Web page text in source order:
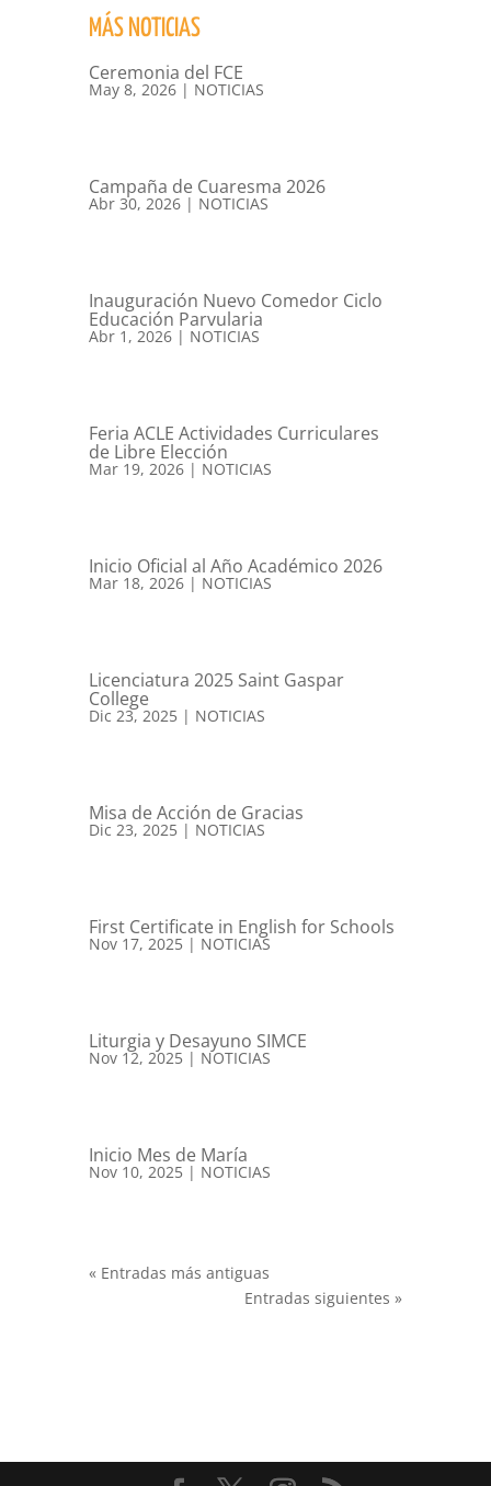
MÁS NOTICIAS
Ceremonia del FCE
May 8, 2026| NOTICIAS
Campaña de Cuaresma 2026
Abr 30, 2026| NOTICIAS
Inauguración Nuevo Comedor Ciclo
Educación Parvularia
Abr 1, 2026| NOTICIAS
Feria ACLE Actividades Curriculares
de Libre Elección
Mar 19, 2026| NOTICIAS
Inicio Oficial al Año Académico 2026
Mar 18, 2026| NOTICIAS
Licenciatura 2025 Saint Gaspar
College
Dic 23, 2025| NOTICIAS
Misa de Acción de Gracias
Dic 23, 2025| NOTICIAS
First Certificate in English for Schools
Nov 17, 2025| NOTICIAS
Liturgia y Desayuno SIMCE
Nov 12, 2025| NOTICIAS
Inicio Mes de María
Nov 10, 2025| NOTICIAS
« Entradas más antiguas
Entradas siguientes »